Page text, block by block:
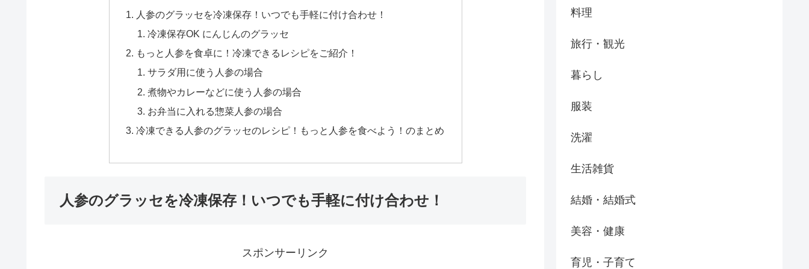
人参のグラッセを冷凍保存！いつでも手軽に付け合わせ！
冷凍保存OK にんじんのグラッセ
もっと人参を食卓に！冷凍できるレシピをご紹介！
サラダ用に使う人参の場合
煮物やカレーなどに使う人参の場合
お弁当に入れる惣菜人参の場合
冷凍できる人参のグラッセのレシピ！もっと人参を食べよう！のまとめ
人参のグラッセを冷凍保存！いつでも手軽に付け合わせ！
スポンサーリンク
料理
旅行・観光
暮らし
服装
洗濯
生活雑貨
結婚・結婚式
美容・健康
育児・子育て